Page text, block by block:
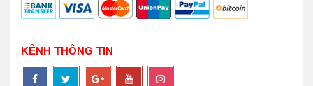
KÊNH THÔNG TIN